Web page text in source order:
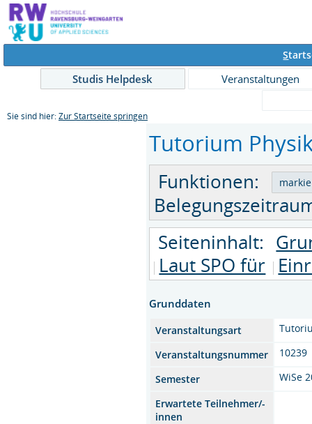
S
Studis Helpdesk
Veranstaltungen
Sie sind hier: Zur Startseite springen
Tutorium
Funktionen:
Seiteninhalt:
Laut SPO für
Grunddaten
Veranstaltungsart
Veranstaltungsnummer
10239
Semester
WiSe
Erwartete Teilnehmer/-
innen